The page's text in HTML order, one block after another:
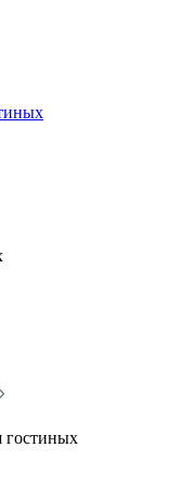
гостиных